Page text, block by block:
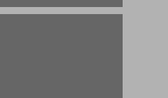
'השוק' ... 21